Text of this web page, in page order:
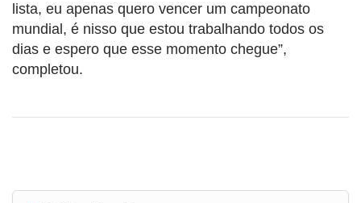
lista, eu apenas quero vencer um campeonato
mundial, é nisso que estou trabalhando todos os
dias e espero que esse momento chegue”,
completou.